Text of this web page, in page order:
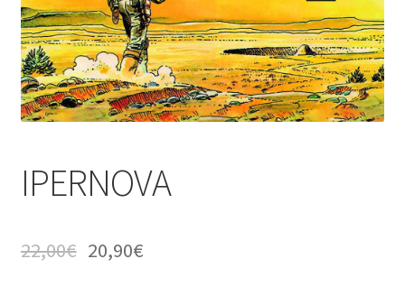
IPERNOVA
22,00€ 20,90€